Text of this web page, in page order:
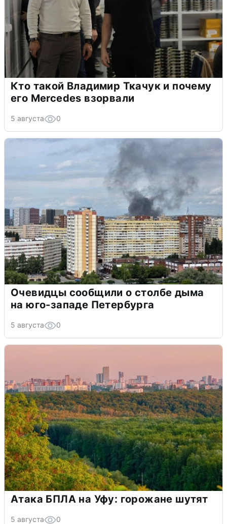
Кто такой Владимир Ткачук и почему
его Mercedes взорвали
5 августа 0
Очевидцы сообщили о столбе дыма
на юго-западе Петербурга
5 августа 0
Атака БПЛА на Уфу: горожане шутят
5 августа 0